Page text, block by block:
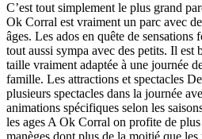
C’est tout simplement le plus grand
Ok Corral est vraiment un parc avec
âges. Les ados en quête de sensations
tout aussi sympa avec des petits. Il est
taille vraiment adaptée à une journée
famille. Les attractions et spectacles
plusieurs spectacles dans la journée
animations spécifiques selon les
les ages A Ok Corral on profite de